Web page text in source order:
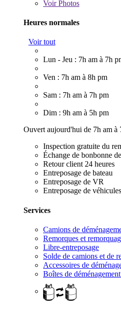
VoirPhotos
Heures normales
Voir tout
Lun - Jeu : 7h am à 7h
Ven : 7h am à 8h pm
Sam : 7h am à 7h pm
Dim : 9h am à 5h pm
Ouvert aujourd'hui de 7h am à
Inspection gratuite du
Échange de bonbonne
Retour client 24 heures
Entreposage de bateau
Entreposage de VR
Entreposage de véhicules
Services
Camions de
Remorques et
Libre-entreposage
Solde de camions et de
Accessoires de
Boîtes de